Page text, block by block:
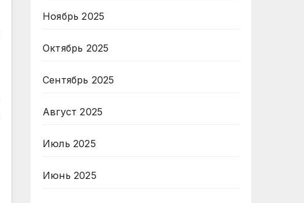
Ноябрь 2025
Октябрь 2025
Сентябрь 2025
Август 2025
Июль 2025
Июнь 2025